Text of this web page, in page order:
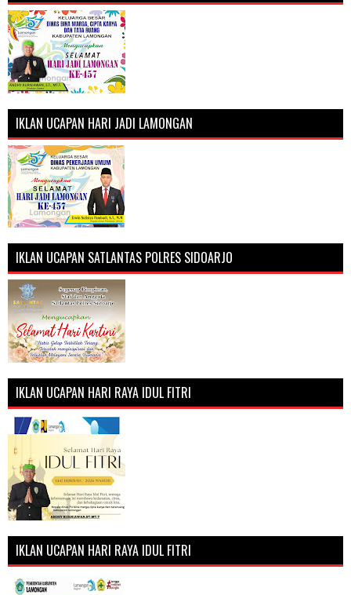
IKLAN UCAPAN HARI JADI LAMONGAN
IKLAN UCAPAN SATLANTAS POLRES SIDOARJO
IKLAN UCAPAN HARI RAYA IDUL FITRI
IKLAN UCAPAN HARI RAYA IDUL FITRI